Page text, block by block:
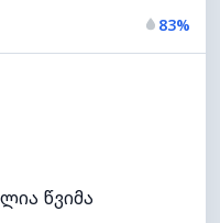
83%
წვიმა